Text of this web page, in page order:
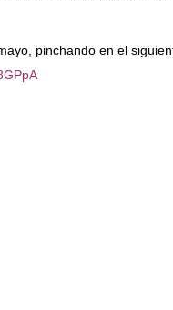
pinchando en el